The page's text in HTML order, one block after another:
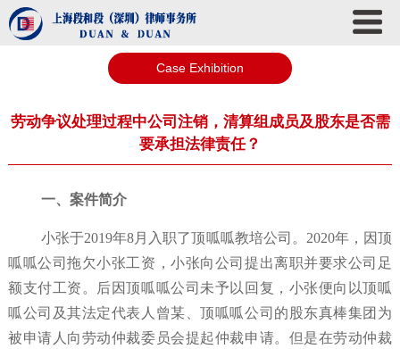
Case Exhibition
劳动争议处理过程中公司注销，清算组成员及股东是否需
要承担法律责任？
一、案件简介
小张于2019年8月入职了顶呱呱教培公司。2020年，因顶
呱呱公司拖欠小张工资，小张向公司提出离职并要求公司足
额支付工资。后因顶呱呱公司未予以回复，小张便向以顶呱
呱公司及其法定代表人曾某、顶呱呱公司的股东真棒集团为
被申请人向劳动仲裁委员会提起仲裁申请。但是在劳动仲裁